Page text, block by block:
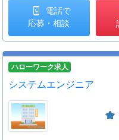
電話で
応募・相談
ハローワーク求人
システムエンジニア